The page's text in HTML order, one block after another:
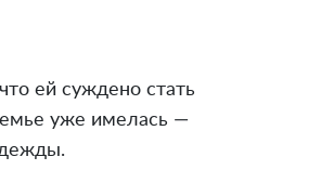
ей суждено стать
уже имелась —